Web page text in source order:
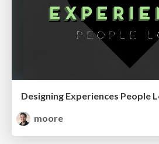
Designing Experiences People
moore